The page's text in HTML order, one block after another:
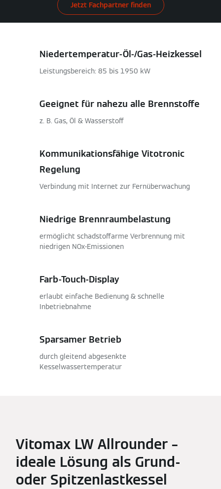
Jetzt Fachpartner finden
Niedertemperatur-Öl-/Gas-Heizkessel
Leistungsbereich: 85 bis 1950 kW
Geeignet für nahezu alle Brennstoffe
z. B. Gas, Öl & Wasserstoff
Kommunikationsfähige Vitotronic
Regelung
Verbindung mit Internet zur Fernüberwachung
Niedrige Brennraumbelastung
ermöglicht schadstoffarme Verbrennung mit
niedrigen NOx-Emissionen
Farb-Touch-Display
erlaubt einfache Bedienung & schnelle
Inbetriebnahme
Sparsamer Betrieb
durch gleitend abgesenkte
Kesselwassertemperatur
Vitomax LW Allrounder –
ideale Lösung als Grund-
oder Spitzenlastkessel